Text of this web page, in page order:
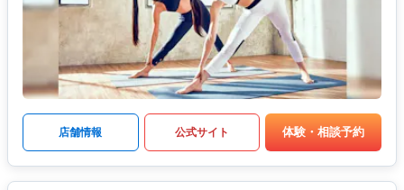
店舗情報 公式サイト 体験・相談予約